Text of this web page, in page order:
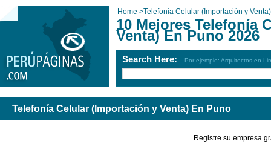
Home >Telefonía Celular (Importación y Venta)
10 Mejores Telefonía
Venta) En Puno 2026
Search Here: Por ejemplo: Arquitectos en
Telefonía Celular (Importación y Venta) En Puno
Registre su empresa